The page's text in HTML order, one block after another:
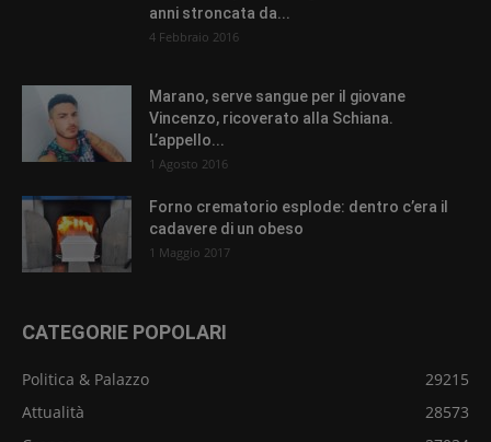
anni stroncata da...
4 Febbraio 2016
Marano, serve sangue per il giovane
Vincenzo, ricoverato alla Schiana.
L’appello...
1 Agosto 2016
Forno crematorio esplode: dentro c’era il
cadavere di un obeso
1 Maggio 2017
CATEGORIE POPOLARI
Politica & Palazzo
29215
Attualità
28573